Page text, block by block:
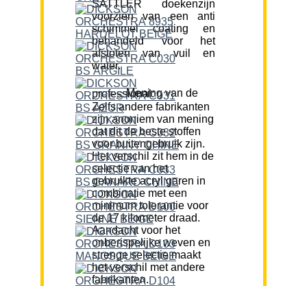
SATTLER doekenzijn
voorzien van een anti
schimmel coating en
behandeld voor het
afstoten van vuil en
water.
Mening van de professional:
Zelfs andere fabrikanten
zijn anoniem van mening
dat dit de beste stoffen
voor buitengebruik zijn.
Het verschil zit hem in de
selectie van het
gebruikte acryl garen in
combinatie met een
minimum tolerantie voor
de 17 kilometer draad.
Aandacht voor het
onberispelijke weven en
strenge selectie maakt
het verschil met andere
fabrikanten.